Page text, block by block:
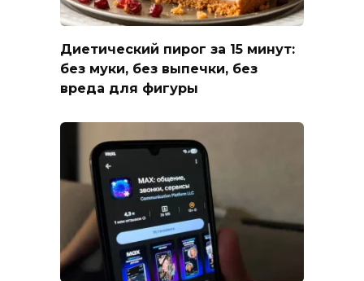
Диетический пирог за 15 минут:
без муки, без выпечки, без
вреда для фигуры